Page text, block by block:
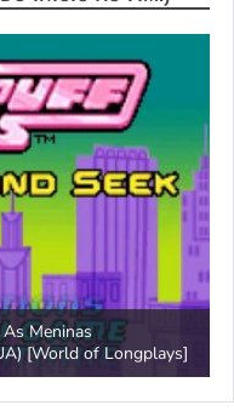
Meninas
[World of Longplays]